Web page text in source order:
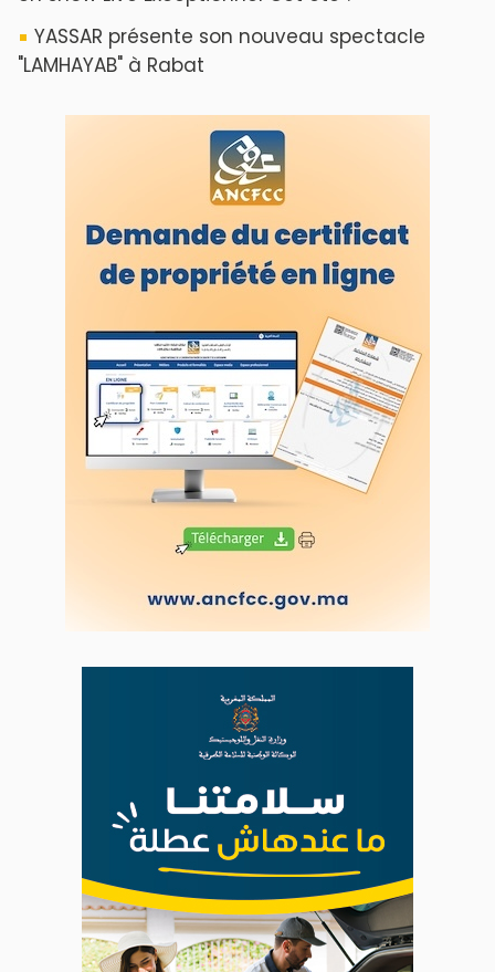
ABOUT US
A propos de L'ODJ
VOS CONTRIBUTIONS
Proposer votre article
LODJ VIDÉO
L'ODJ LIVE TV
LODJ AUDIO
WEB RADIO R212
Copyright © 2022 Groupe de presse Arrissala
Ce site utilise Google Analytics. En continuant à naviguer, vous nous
autorisez à déposer un cookie à des fins de mesure d'audience